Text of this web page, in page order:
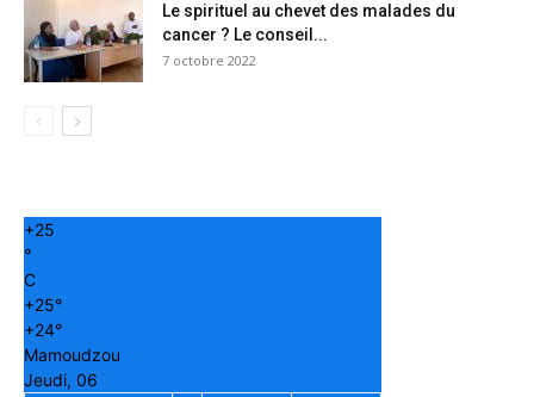
Le spirituel au chevet des malades du
cancer ? Le conseil...
7 octobre 2022
+25
°
C
+25°
+24°
Mamoudzou
Jeudi, 06